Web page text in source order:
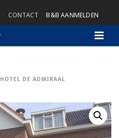
CONTACT B&B AANMELDEN
HOTEL DE ADMIRAAL